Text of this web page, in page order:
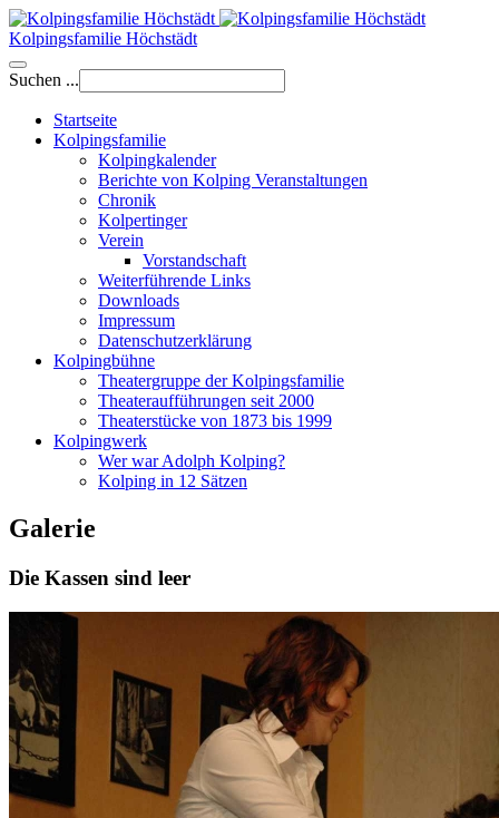
Kolpingsfamilie Höchstädt
Suchen ...
Startseite
Kolpingsfamilie
Kolpingkalender
Berichte von Kolping Veranstaltungen
Chronik
Kolpertinger
Verein
Vorstandschaft
Weiterführende Links
Downloads
Impressum
Datenschutzerklärung
Kolpingbühne
Theatergruppe der Kolpingsfamilie
Theateraufführungen seit 2000
Theaterstücke von 1873 bis 1999
Kolpingwerk
Wer war Adolph Kolping?
Kolping in 12 Sätzen
Galerie
Die Kassen sind leer